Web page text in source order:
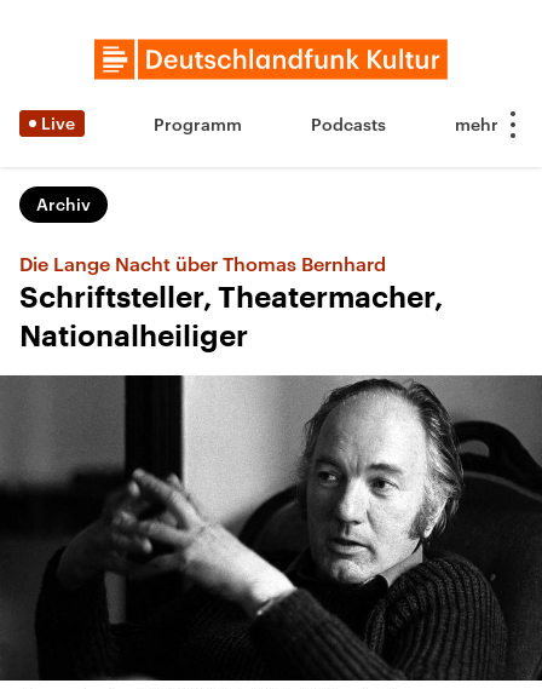
Live Programm Podcasts
Archiv
Die Lange Nacht über Thomas Bernhard
Schriftsteller, Theatermacher,
Nationalheiliger